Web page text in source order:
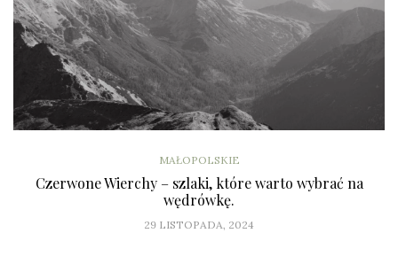
MAŁOPOLSKIE
Czerwone Wierchy – szlaki, które warto wybrać na
wędrówkę.
29 LISTOPADA, 2024